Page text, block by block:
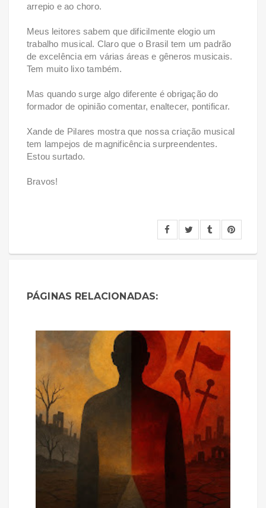
arrepio e ao choro.
Meus leitores sabem que dificilmente elogio um
trabalho musical. Claro que o Brasil tem um padrão
de excelência em várias áreas e gêneros musicais.
Tem muito lixo também.
Mas quando surge algo diferente é obrigação do
formador de opinião comentar, enaltecer, pontificar.
Xande de Pilares mostra que nossa criação musical
tem lampejos de magnificência surpreendentes.
Estou surtado.
Bravos!
PÁGINAS RELACIONADAS: